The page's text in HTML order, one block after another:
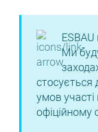
Ми
стосується
умов
офіційному